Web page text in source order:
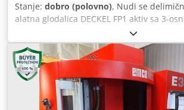
Stanje: dobro (polovno), Nudi se
alatna glodalica DECKEL FP1 aktiv sa 3-
digitalnom skalom TNC 113 i delilnim
steznom glavom sa tri čeljusti.
Zbog svoje kompaktne konstrukcije,
radionice hobista ili garaže. Proizvođač:
Broj mašine: 2102-3314 - Hodovi X/Y/Z:
Opseg obrtaja: 40-2000 o/min -
tri ose - Brzi hod u sve tri ose - Vertikalna